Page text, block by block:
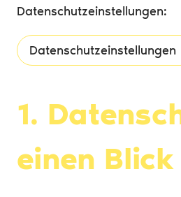
Datenschutzeinstellungen:
Datenschutzeinstellungen
1.
einen Blick